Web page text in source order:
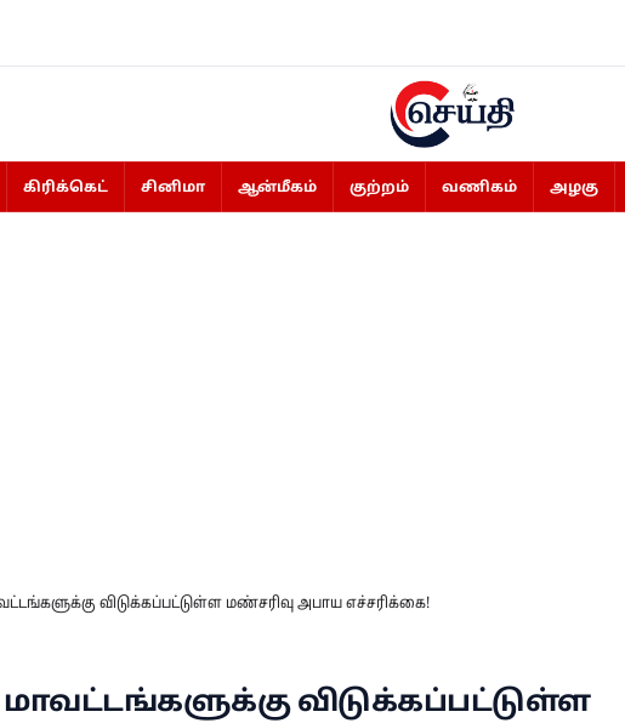
கிரிக்கெட் சினிமா ஆன்மீகம் குற்றம் வணிகம் அழகு
விடுக்கப்பட்டுள்ள மண்சரிவு அபாய எச்சரிக்கை!
விடுக்கப்பட்டுள்ள